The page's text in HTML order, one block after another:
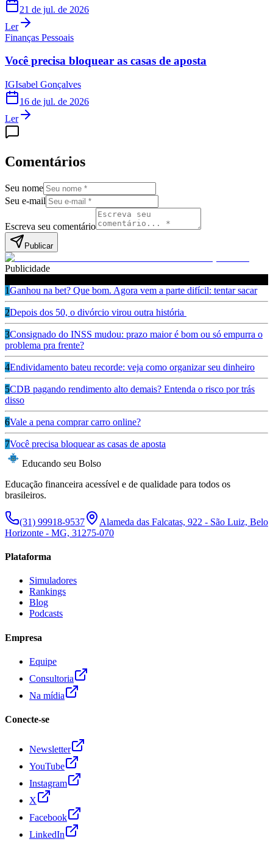
21 de jul. de 2026
Ler
Finanças Pessoais
Você precisa bloquear as casas de aposta
IGIsabel Gonçalves
16 de jul. de 2026
Ler
Comentários
Seu nome
Seu e-mail
Escreva seu comentário
Publicar
Publicidade
1Ganhou na bet? Que bom. Agora vem a parte difícil: tentar sacar
2Depois dos 50, o divórcio virou outra história
3Consignado do INSS mudou: prazo maior é bom ou só empurra o
problema pra frente?
4Endividamento bateu recorde: veja como organizar seu dinheiro
5CDB pagando rendimento alto demais? Entenda o risco por trás
disso
6Vale a pena comprar carro online?
7Você precisa bloquear as casas de aposta
Educando seu Bolso
Educação financeira acessível e de qualidade para todos os
brasileiros.
(31) 99918-9537
Alameda das Falcatas, 922 - São Luiz, Belo
Horizonte - MG, 31275-070
Plataforma
Simuladores
Rankings
Blog
Podcasts
Empresa
Equipe
Consultoria
Na mídia
Conecte-se
Newsletter
YouTube
Instagram
X
Facebook
LinkedIn